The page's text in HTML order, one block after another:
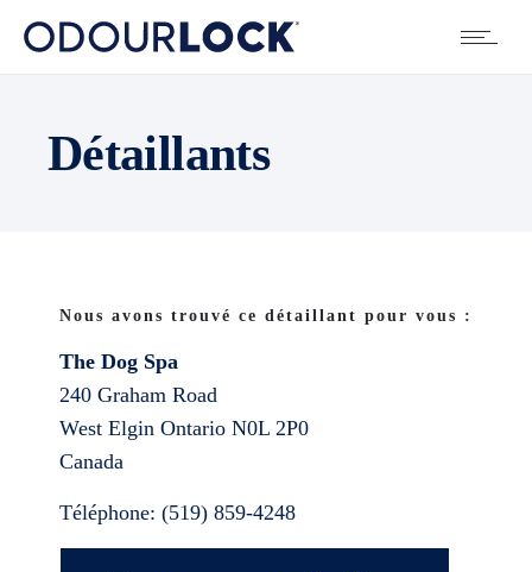
Détaillants
Nous avons trouvé ce détaillant pour vous :
The Dog Spa
240 Graham Road
West Elgin Ontario N0L 2P0
Canada
Téléphone: (519) 859-4248